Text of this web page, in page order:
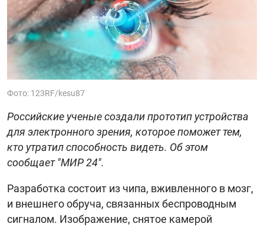
Фото: 123RF/kesu87
Российские ученые создали прототип устройства
для электронного зрения, которое поможет тем,
кто утратил способность видеть. Об этом
сообщает "‎МИР 24"‎.
Разработка состоит из чипа, вживленного в мозг,
и внешнего обруча, связанных беспроводным
сигналом. Изображение, снятое камерой